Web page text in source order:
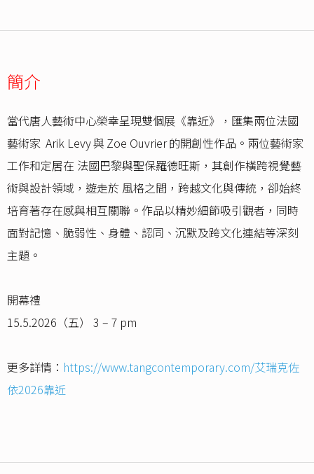
簡介
當代唐人藝術中心榮幸呈現雙個展《靠近》，匯集兩位法國
藝術家 Arik Levy 與 Zoe Ouvrier 的開創性作品。兩位藝術家
工作和定居在 法國巴黎與聖保羅德旺斯，其創作橫跨視覺藝
術與設計領域，遊走於 風格之間，跨越文化與傳統，卻始終
培育著存在感與相互關聯。作品以精妙細節吸引觀者，同時
面對記憶、脆弱性、身體、認同、沉默及跨文化連結等深刻
主題。
開幕禮
15.5.2026（五） 3 – 7 pm
更多詳情： https://www.tangcontemporary.com/艾瑞克佐
依2026靠近